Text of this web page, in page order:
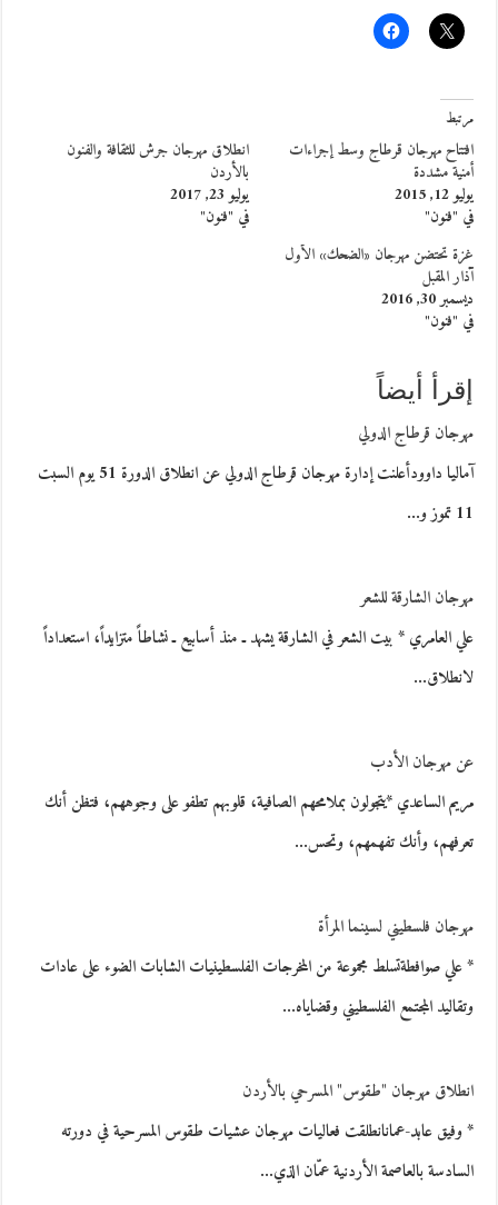
مرتبط
افتتاح مهرجان قرطاج وسط إجراءات
أمنية مشددة
يوليو 12, 2015
في "فنون"
انطلاق مهرجان جرش للثقافة والفنون
بالأردن
يوليو 23, 2017
في "فنون"
غزة تحتضن مهرجان «الضحك» الأول
آذار المقبل
ديسمبر 30, 2016
في "فنون"
إقرأ أيضاً
مهرجان قرطاج الدولي
آماليا داوودأعلنت إدارة مهرجان قرطاج الدولي عن انطلاق الدورة 51 يوم السبت
11 تموز و…
مهرجان الشارقة للشعر
علي العامري * بيت الشعر في الشارقة يشهد ـ منذ أسابيع ـ نشاطاً متزايداً، استعداداً
لانطلاق…
عن مهرجان الأدب
مريم الساعدي *يتجولون بملامحهم الصافية، قلوبهم تطفو على وجوههم، فتظن أنك
تعرفهم، وأنك تفهمهم، وتحس…
مهرجان فلسطيني لسينما المرأة
* علي صوافطةتسلط مجموعة من المخرجات الفلسطينيات الشابات الضوء على عادات
وتقاليد المجتمع الفلسطيني وقضاياه…
انطلاق مهرجان "طقوس" المسرحي بالأردن
* وفيق عابد-عمانانطلقت فعاليات مهرجان عشيات طقوس المسرحية في دورته
السادسة بالعاصمة الأردنية عمّان الذي…